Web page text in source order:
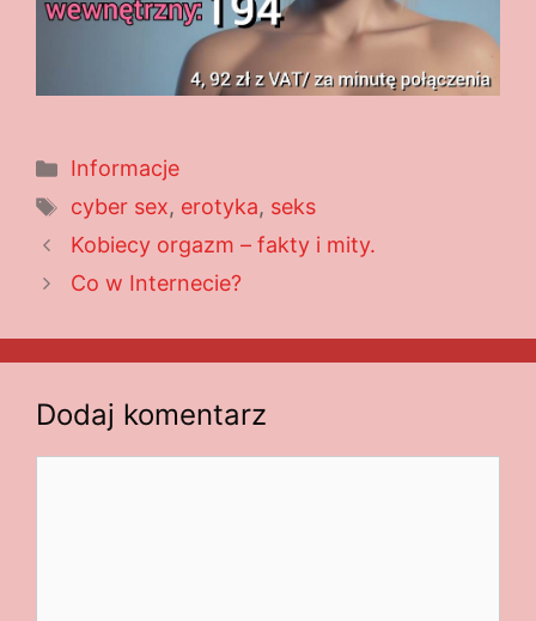
Kategorie
Informacje
Tagi
cyber sex, erotyka, seks
Kobiecy orgazm – fakty i mity.
Co w Internecie?
Dodaj komentarz